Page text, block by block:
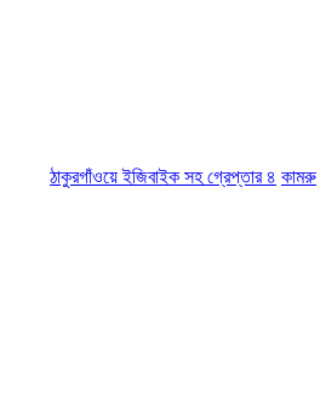
ঠাকুরগাঁওয়ে ইজিবাইক সহ গ্রেপ্তার ৪ কামরুল-জসিম